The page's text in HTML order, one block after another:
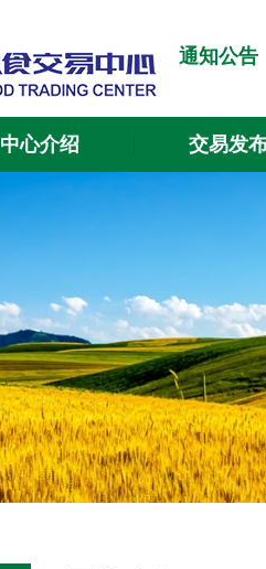
通知公告
中心介绍 交易发